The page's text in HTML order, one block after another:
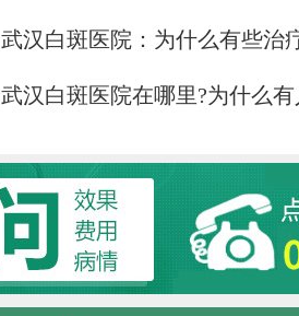
武汉白斑医院：为什么有些治
武汉白斑医院在哪里?为什么